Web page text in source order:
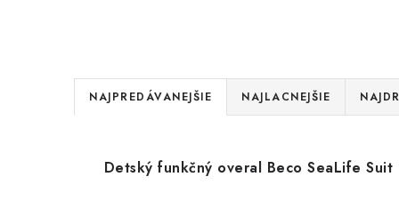
R
a
NAJPREDÁVANEJŠIE NAJLACNEJŠIE
Detský funkčný overal Beco SeaLife Suit